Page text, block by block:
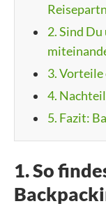
2. Sind
3. Vorteile
4.
5. Fazit:
1. So